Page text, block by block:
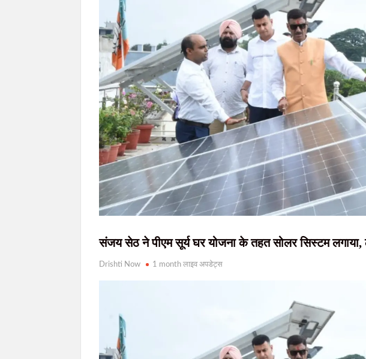
न्यूज़
हिंदी
RKDF University में विश्व आदिवासी दिवस पर भव्य आयोजन, आदिवासी
शहीद निर्मल महतो की शहादत दिवस पर उलियान पहुंचे CM हेमंत सोरेन, बोले- ‘जब तक
इंडस टावर से पावर केबल चोरी करने वाले गिरोह का खुलासा, चार आरोपी गिरफ्तार
10 अगस्त को विधानसभा घेराव की तैयारी, JPSC-JSSC रिफॉर्म मंच की छात्रों से
सिमडेगा के एसडीओ टैक्सी स्टैंड व मार्केट कॉम्प्लेक्स में चला अतिक्रमण हटाओ
संजय सेठ ने पीएम सूर्य घर योजना के तहत सोलर सिस्टम लगाया,
Drishti Now 1 month लाइव अपडेट्स